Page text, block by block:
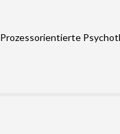
Prozessorientierte